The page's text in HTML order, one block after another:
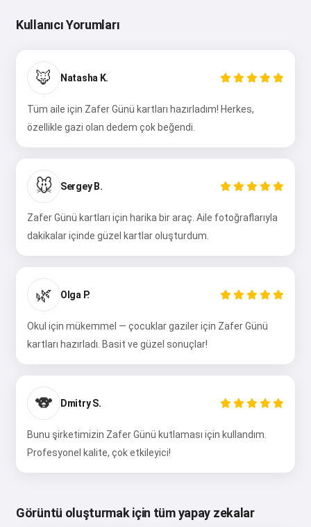
Kullanıcı Yorumları
🦊 Natasha K.
Tüm aile için Zafer Günü kartları hazırladım! Herkes,
özellikle gazi olan dedem çok beğendi.
🐭 Sergey B.
Zafer Günü kartları için harika bir araç. Aile fotoğraflarıyla
dakikalar içinde güzel kartlar oluşturdum.
🌿 Olga P.
Okul için mükemmel — çocuklar gaziler için Zafer Günü
kartları hazırladı. Basit ve güzel sonuçlar!
🐨 Dmitry S.
Bunu şirketimizin Zafer Günü kutlaması için kullandım.
Profesyonel kalite, çok etkileyici!
Görüntü oluşturmak için tüm yapay zekalar